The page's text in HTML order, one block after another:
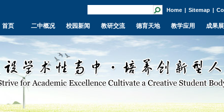
Home | Sitemap |
首页 二中概况 校园新闻 教研交流 德育天地 教学应用 成果